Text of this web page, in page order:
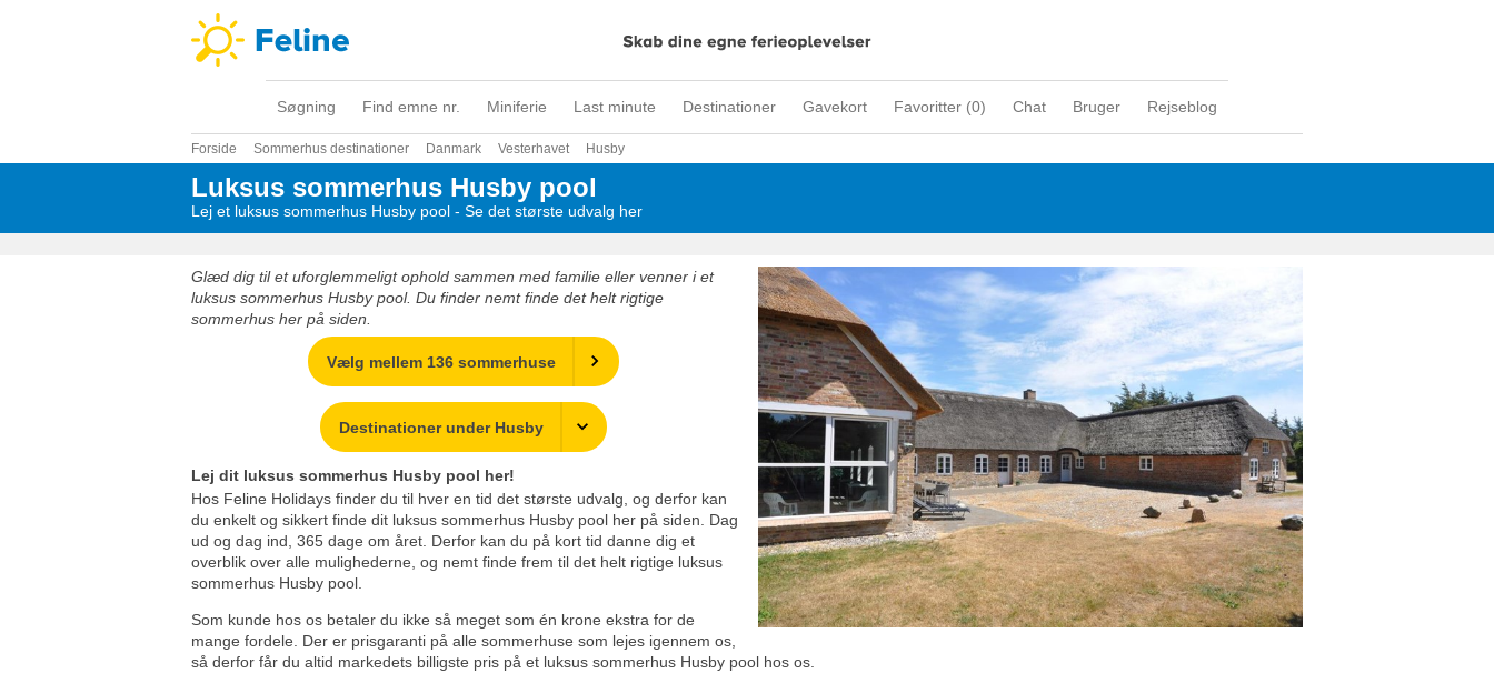
Søgning Find emne nr. Miniferie Last minute Destinationer Gavekort Favoritter (0) Chat Bruger Rejseblog
Forside Sommerhus destinationer Danmark Vesterhavet Husby
Luksus sommerhus Husby pool
Lej et luksus sommerhus Husby pool - Se det største udvalg her
Glæd dig til et uforglemmeligt ophold sammen med familie eller venner i et
luksus sommerhus Husby pool. Du finder nemt finde det helt rigtige
sommerhus her på siden.
Vælg mellem 136 sommerhuse
Destinationer under Husby
Lej dit luksus sommerhus Husby pool her!
Hos Feline Holidays finder du til hver en tid det største udvalg, og derfor kan
du enkelt og sikkert finde dit luksus sommerhus Husby pool her på siden. Dag
ud og dag ind, 365 dage om året. Derfor kan du på kort tid danne dig et
overblik over alle mulighederne, og nemt finde frem til det helt rigtige luksus
sommerhus Husby pool.
Som kunde hos os betaler du ikke så meget som én krone ekstra for de
mange fordele. Der er prisgaranti på alle sommerhuse som lejes igennem os,
så derfor får du altid markedets billigste pris på et luksus sommerhus Husby pool hos os.